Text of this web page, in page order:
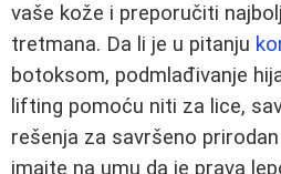
vaše kože i preporučiti
tretmana. Da li je u pitanju
botoksom, podmlađivanje
lifting pomoću niti za lice,
rešenja za savršeno
imajte na umu da je prava